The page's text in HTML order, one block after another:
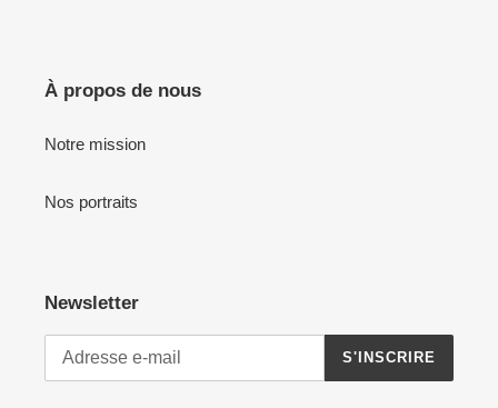
À propos de nous
Notre mission
Nos portraits
Newsletter
S'INSCRIRE